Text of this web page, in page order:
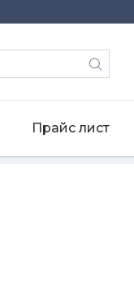
Прайс лист